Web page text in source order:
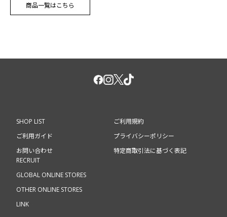
商品一覧はこちら
SHOP LIST
ご利用ガイド
お問い合わせ
ご利用規約
プライバシーポリシー
特定商取引法に基づく表記
RECRUIT
GLOBAL ONLINE STORES
OTHER ONLINE STORES
LINK